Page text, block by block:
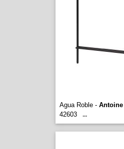
Agua Roble - Antoine
42603
...